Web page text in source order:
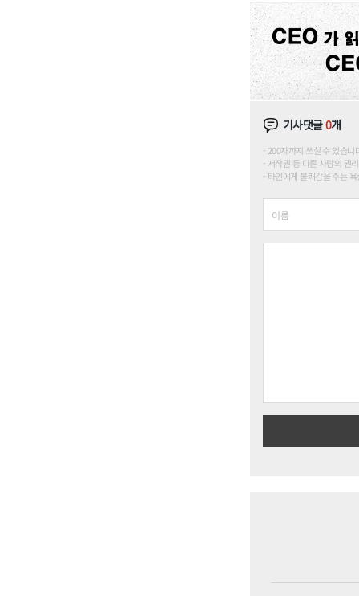
기사댓글0개
200자까지 쓰실 수 있습
저작권 등 다른 사람의 권
타인에게 불쾌감을 주는